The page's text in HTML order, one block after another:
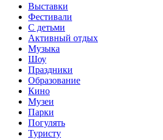
Выставки
Фестивали
С детьми
Активный отдых
Музыка
Шоу
Праздники
Образование
Кино
Музеи
Парки
Погулять
Туристу